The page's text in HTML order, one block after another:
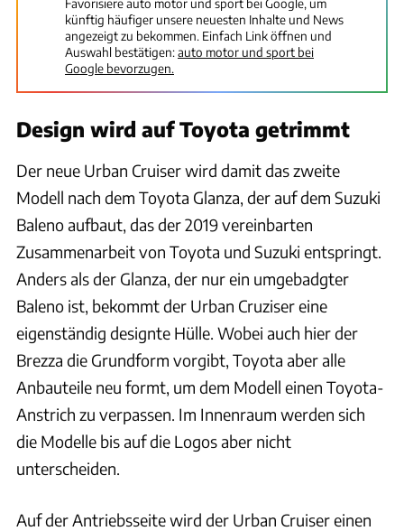
künftig häufiger unsere neuesten Inhalte und News
angezeigt zu bekommen. Einfach Link öffnen und
Auswahl bestätigen:auto motor und sport bei
Google bevorzugen.
Design wird auf Toyota getrimmt
Der neue Urban Cruiser wird damit das zweite
Modell nach dem Toyota Glanza, der auf dem Suzuki
Baleno aufbaut, das der 2019 vereinbarten
Zusammenarbeit von Toyota und Suzuki entspringt.
Anders als der Glanza, der nur ein umgebadgter
Baleno ist, bekommt der Urban Cruziser eine
eigenständig designte Hülle. Wobei auch hier der
Brezza die Grundform vorgibt, Toyota aber alle
Anbauteile neu formt, um dem Modell einen Toyota-
Anstrich zu verpassen. Im Innenraum werden sich
die Modelle bis auf die Logos aber nicht
unterscheiden.
Auf der Antriebsseite wird der Urban Cruiser einen